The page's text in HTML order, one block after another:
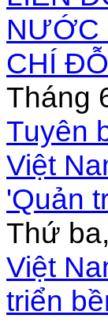
NƯỚC
CHÍ
Tháng
Tuyên
Việt
'Quản
Thứ
Việt
triển